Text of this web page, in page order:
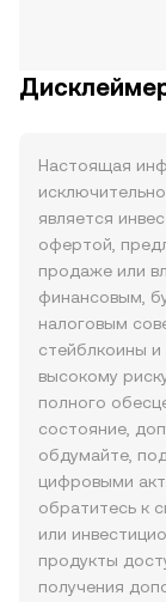
Настоящая
является
офертой,
продаже или
финансовым,
налоговым
стейблкоины и
высокому
полного
состояние,
обдумайте,
цифровыми
обратитесь к
или
продукты
получения